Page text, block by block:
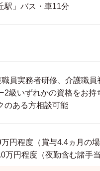
駅」バス・車11分
員実務者研修、介護職
2級いずれかの資格をお持
のある方相談可能
円程度（賞与4.4ヵ月の場
万円程度（夜勤含む諸手当